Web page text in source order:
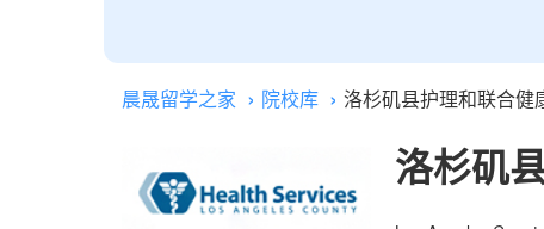
晨晟留学之家 院校库 洛杉矶县护理和联合健
洛杉矶